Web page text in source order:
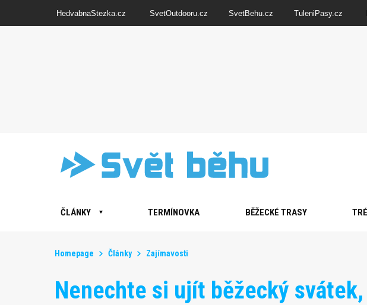
HedvabnaStezka.cz SvetOutdooru.cz SvetBehu.cz TuleniPasy.cz
ČLÁNKY TERMÍNOVKA BĚŽECKÉ TRASY
Homepage Články Zajímavosti
Nenechte si ujít běžecký